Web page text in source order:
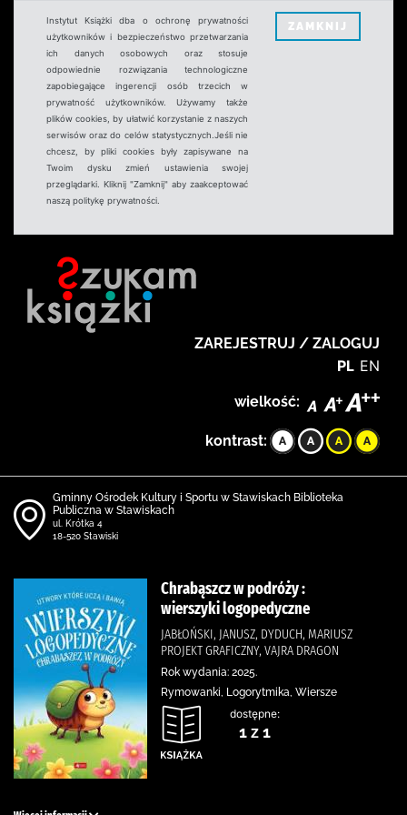
Instytut Książki dba o ochronę prywatności
użytkowników i bezpieczeństwo przetwarzania
ich danych osobowych oraz stosuje
odpowiednie rozwiązania technologiczne
zapobiegające ingerencji osób trzecich w
prywatność użytkowników. Używamy także
plików cookies, by ułatwić korzystanie z naszych
serwisów oraz do celów statystycznych.Jeśli nie
chcesz, by pliki cookies były zapisywane na
Twoim dysku zmień ustawienia swojej
przeglądarki. Kliknij "Zamknij" aby zaakceptować
naszą politykę prywatności.
ZAMKNIJ
ZAREJESTRUJ / ZALOGUJ
PL EN
wielkość:
kontrast:
Gminny Ośrodek Kultury i Sportu w Stawiskach Biblioteka
Publiczna w Stawiskach
ul. Krótka 4
18-520 Stawiski
Chrabąszcz w podróży :
wierszyki logopedyczne
JABŁOŃSKI, JANUSZ, DYDUCH, MARIUSZ
PROJEKT GRAFICZNY, VAJRA DRAGON
Rok wydania: 2025.
Rymowanki, Logorytmika, Wiersze
dostępne:
1 z 1